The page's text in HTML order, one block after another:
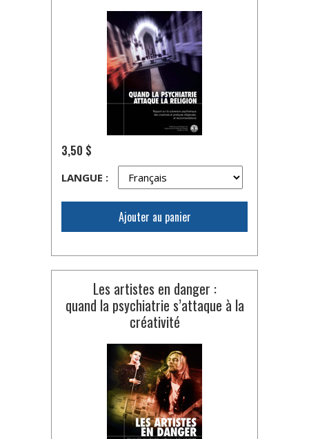
3,50 $
LANGUE :
Ajouter au panier
Les artistes en danger :
quand la psychiatrie s’attaque à la
créativité